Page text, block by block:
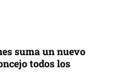
suma un nuevo
todos los